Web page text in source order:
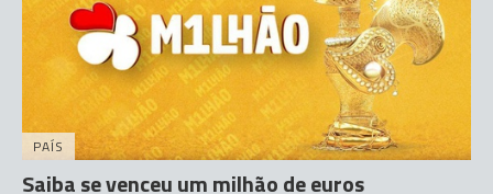
PAÍS
Saiba se venceu um milhão de euros